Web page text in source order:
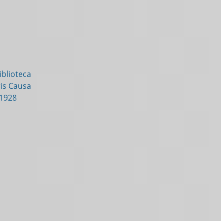
Causa